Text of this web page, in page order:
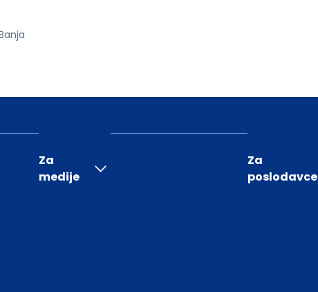
Za
medije
Za
poslodavce